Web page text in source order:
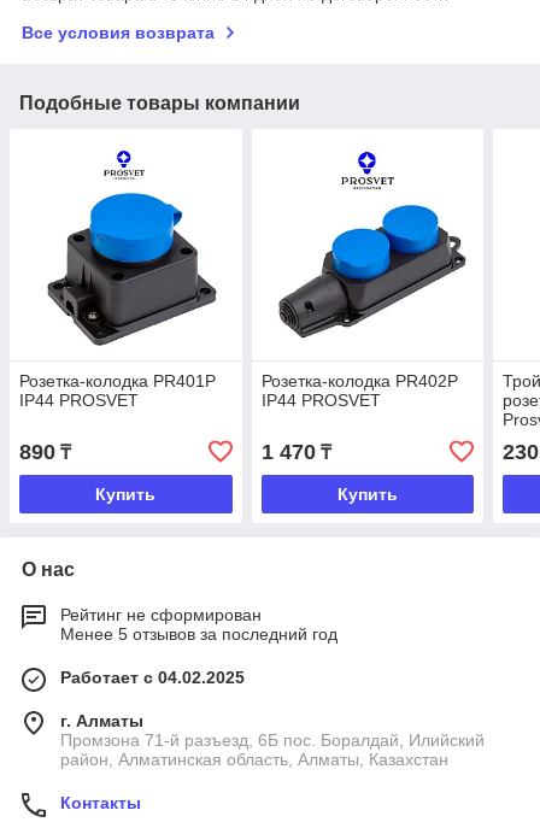
Все условия возврата
Подобные товары компании
Розетка-колодка PR401P
IP44 PROSVET
890 ₸
Купить
Розетка-колодка PR402P
IP44 PROSVET
1 470₸
Купить
230
О нас
Рейтинг не сформирован
Менее 5 отзывов за последний год
Работает с 04.02.2025
г. Алматы
Промзона 71-й разъезд, 6Б пос. Боралдай, Илийский
район, Алматинская область, Алматы, Казахстан
Контакты